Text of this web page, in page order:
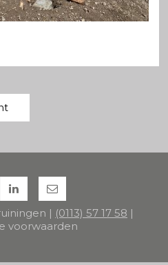
| (0113) 57 17 58 |
voorwaarden